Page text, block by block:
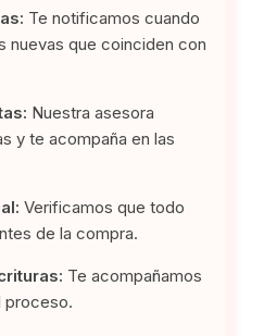
Te notificamos cuando
nuevas que coinciden con
Nuestra asesora
y te acompaña en las
Verificamos que todo
de la compra.
Te acompañamos
proceso.